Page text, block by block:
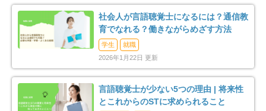
社会人が言語聴覚士になるには？通信教
育でなれる？働きながらめざす方法
学生
就職
2026年1月22日 更新
言語聴覚士が少ない5つの理由 | 将来性
とこれからのSTに求められること